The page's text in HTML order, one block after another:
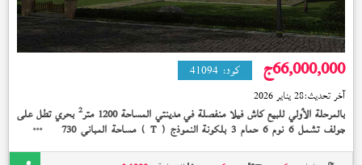
66,000,000ج كود: 41094
آخر تحديث:28 يناير 2026
بالمرحلة الأولي للبيع كاش فيلا منفصلة في مدينتي المساحة 1200 متر 2 بحري تطل على
جولف تشمل 6 نوم 6 حمام 3 بلكونة النموذج ( T ) مساحة المباني 730 متر 2نصف